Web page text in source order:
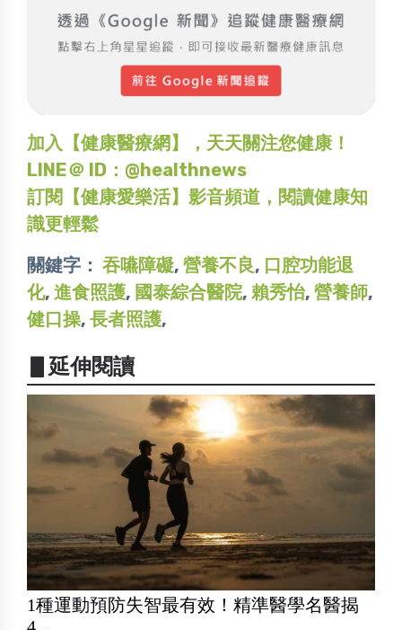
加入【健康醫療網】，天天關注您健康！
LINE＠ ID：@healthnews
訂閱【健康愛樂活】影音頻道，閱讀健康知
識更輕鬆
關鍵字： 吞嚥障礙, 營養不良, 口腔功能退
化, 進食照護, 國泰綜合醫院, 賴秀怡, 營養師,
健口操, 長者照護,
▋延伸閱讀
1種運動預防失智最有效！精準醫學名醫揭